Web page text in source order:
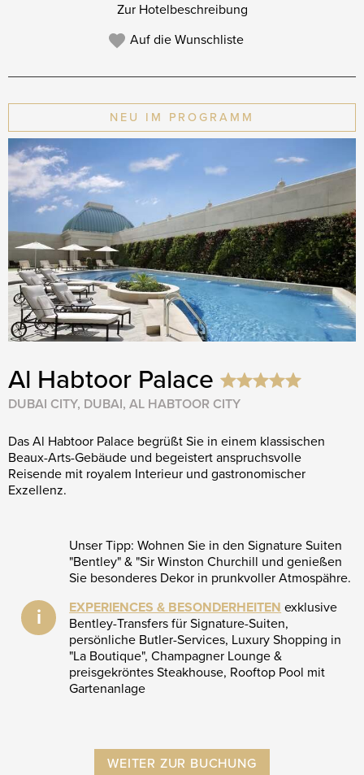
Zur Hotelbeschreibung
Auf die Wunschliste
NEU IM PROGRAMM
Al Habtoor Palace
DUBAI CITY, DUBAI, AL HABTOOR CITY
Das Al Habtoor Palace begrüßt Sie in einem klassischen
Beaux-Arts-Gebäude und begeistert anspruchsvolle
Reisende mit royalem Interieur und gastronomischer
Exzellenz.
i
Unser Tipp: Wohnen Sie in den Signature Suiten
"Bentley" & "Sir Winston Churchill und genießen
Sie besonderes Dekor in prunkvoller Atmospähre.
EXPERIENCES & BESONDERHEITEN exklusive
Bentley-Transfers für Signature-Suiten,
persönliche Butler-Services, Luxury Shopping in
"La Boutique", Champagner Lounge &
preisgekröntes Steakhouse, Rooftop Pool mit
Gartenanlage
WEITER ZUR BUCHUNG